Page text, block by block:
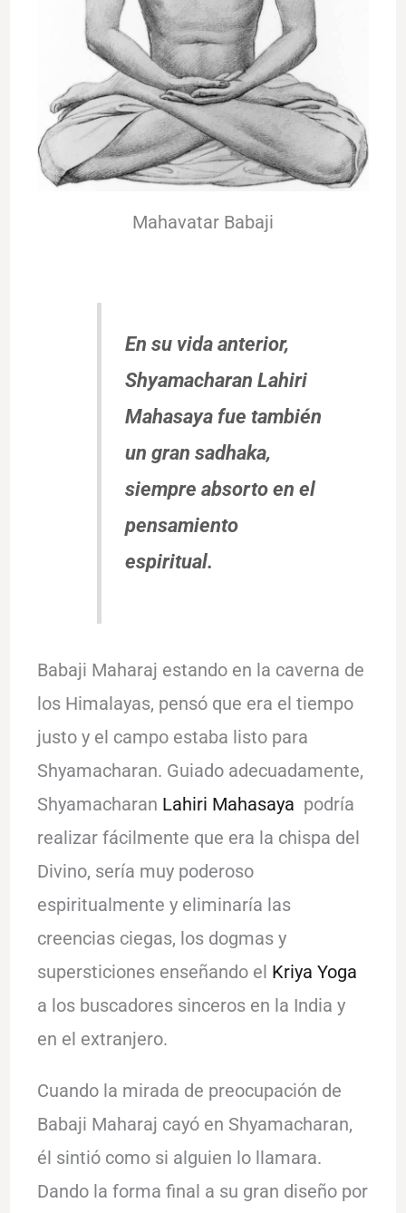
Mahavatar Babaji
En su vida anterior,
Shyamacharan Lahiri
Mahasaya fue también
un gransadhaka,
siempre absorto en el
pensamiento
espiritual.
Babaji Maharaj estando en la caverna de
los Himalayas, pensó que era el tiempo
justo y el campo estaba listo para
Shyamacharan. Guiado adecuadamente,
Shyamacharan Lahiri Mahasaya podría
realizar fácilmente que era la chispa del
Divino, sería muy poderoso
espiritualmente y eliminaría las
creencias ciegas, los dogmas y
supersticiones enseñando el Kriya Yoga
a los buscadores sinceros en la India y
en el extranjero.
Cuando la mirada de preocupación de
Babaji Maharaj cayó en Shyamacharan,
él sintió como si alguien lo llamara.
Dando la forma final a su gran diseño por